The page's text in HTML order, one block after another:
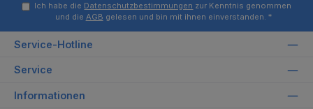
Ich habe die Datenschutzbestimmungen zur Kenntnis genommen
und die AGB gelesen und bin mit ihnen einverstanden. *
Service-Hotline
Service
Informationen